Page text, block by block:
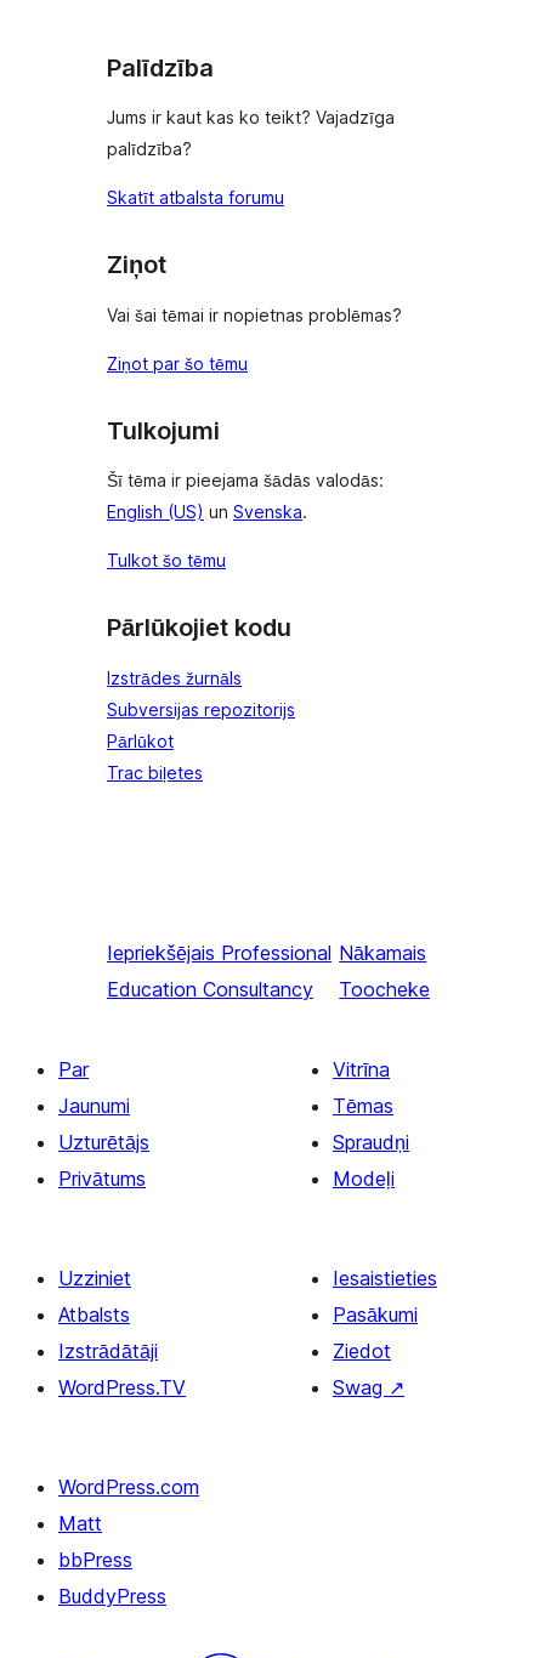
Palīdzība
Jums ir kaut kas ko teikt? Vajadzīga
palīdzība?
Skatīt atbalsta forumu
Ziņot
Vai šai tēmai ir nopietnas problēmas?
Ziņot par šo tēmu
Tulkojumi
Šī tēma ir pieejama šādās valodās:
English (US) un Svenska.
Tulkot šo tēmu
Pārlūkojiet kodu
Izstrādes žurnāls
Subversijas repozitorijs
Pārlūkot
Trac biļetes
Iepriekšējais Professional
Education Consultancy
Nākamais
Toocheke
Par
Jaunumi
Uzturētājs
Privātums
Vitrīna
Tēmas
Spraudņi
Modeļi
Uzziniet
Atbalsts
Izstrādātāji
WordPress.TV
Iesaistieties
Pasākumi
Ziedot
Swag ↗
WordPress.com
Matt
bbPress
BuddyPress